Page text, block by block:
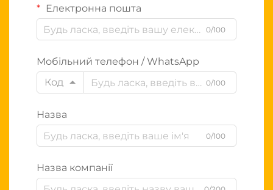
Електронна пошта
0/100
Мобільний телефон / WhatsApp
Код
0/100
Назва
0/100
Назва компанії